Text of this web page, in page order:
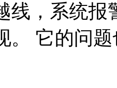
线，系统报
。 它的问